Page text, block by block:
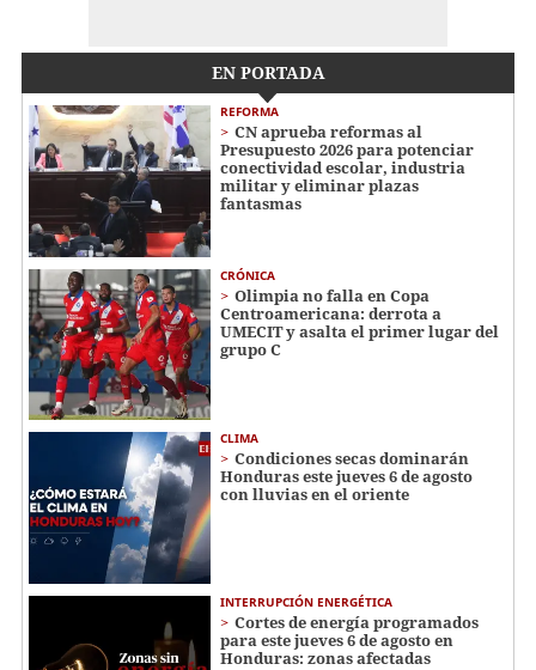
EN PORTADA
REFORMA
CN aprueba reformas al
Presupuesto 2026 para potenciar
conectividad escolar, industria
militar y eliminar plazas
fantasmas
CRÓNICA
Olimpia no falla en Copa
Centroamericana: derrota a
UMECIT y asalta el primer lugar del
grupo C
CLIMA
Condiciones secas dominarán
Honduras este jueves 6 de agosto
con lluvias en el oriente
INTERRUPCIÓN ENERGÉTICA
Cortes de energía programados
para este jueves 6 de agosto en
Honduras: zonas afectadas